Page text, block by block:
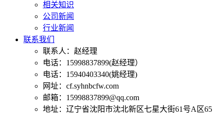
相关知识
公司新闻
行业新闻
联系我们
联系人：赵经理
电话：15998837899(赵经理）
电话：15940403340(姚经理)
网址：cf.syhnbcfw.com
邮箱：15998837899@qq.com
地址：辽宁省沈阳市沈北新区七星大街61号A区65